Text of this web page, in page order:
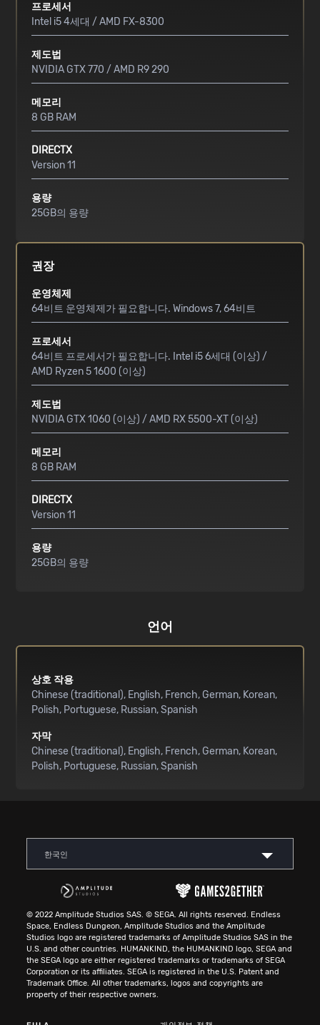
프로세서
Intel i5 4세대 / AMD FX-8300
제도법
NVIDIA GTX 770 / AMD R9 290
메모리
8 GB RAM
DIRECTX
Version 11
용량
25GB의 용량
권장
운영체제
64비트 운영체제가 필요합니다. Windows 7, 64비트
프로세서
64비트 프로세서가 필요합니다. Intel i5 6세대 (이상) /
AMD Ryzen 5 1600 (이상)
제도법
NVIDIA GTX 1060 (이상) / AMD RX 5500-XT (이상)
메모리
8 GB RAM
DIRECTX
Version 11
용량
25GB의 용량
언어
상호 작용
Chinese (traditional) English French German Korean
Polish Portuguese Russian Spanish
자막
Chinese (traditional) English French German Korean
Polish Portuguese Russian Spanish
한국인
© 2022 Amplitude Studios SAS. © SEGA. All rights reserved. Endless
Space, Endless Dungeon, Amplitude Studios and the Amplitude
Studios logo are registered trademarks of Amplitude Studios SAS in the
U.S. and other countries. HUMANKIND, the HUMANKIND logo, SEGA and
the SEGA logo are either registered trademarks or trademarks of SEGA
Corporation or its affiliates. SEGA is registered in the U.S. Patent and
Trademark Office. All other trademarks, logos and copyrights are
property of their respective owners.